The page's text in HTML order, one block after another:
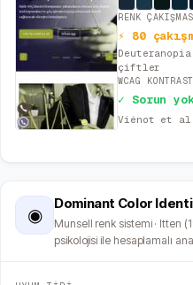
RENK
⚡ 80
çiftler
WCAG KONTRAST
✓ Sorun
Viénot et
◉
Dominant Color
Munsell renk sistemi · Itten
psikolojisi ile hesaplamalı